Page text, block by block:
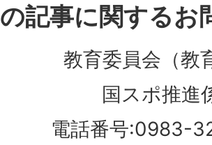
記事に関するお
教育委員会（教
国スポ推進
電話番号:0983-